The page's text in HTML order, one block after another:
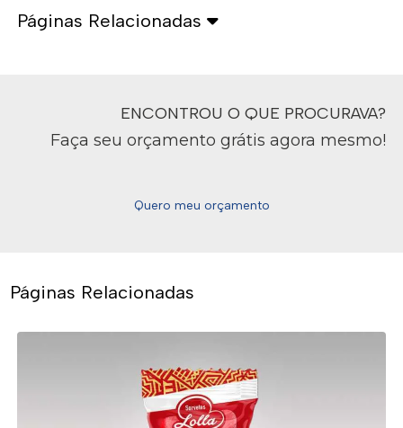
Páginas Relacionadas
ENCONTROU O QUE PROCURAVA?
Faça seu orçamento grátis agora mesmo!
Quero meu orçamento
Páginas Relacionadas